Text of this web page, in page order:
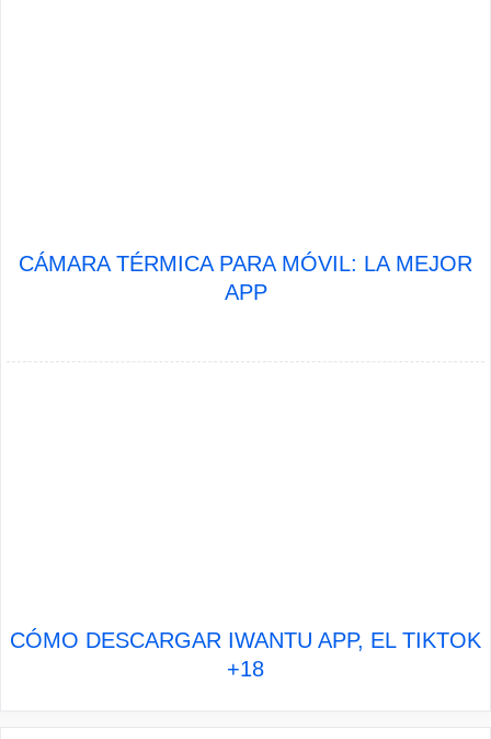
CÁMARA TÉRMICA PARA MÓVIL: LA MEJOR
APP
CÓMO DESCARGAR IWANTU APP, EL TIKTOK
+18